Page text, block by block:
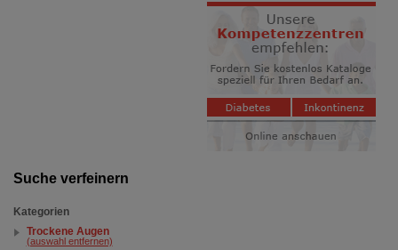
Suche verfeinern
Kategorien
Trockene Augen
(auswahl entfernen)